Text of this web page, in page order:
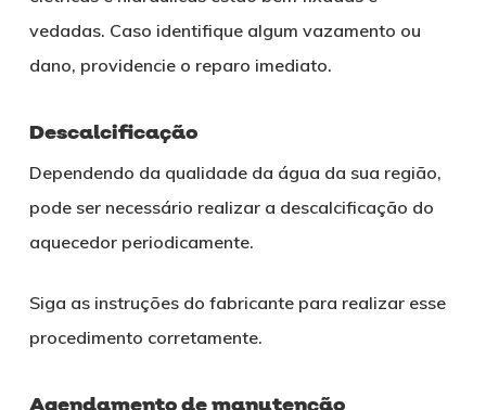
vedadas. Caso identifique algum vazamento ou
dano, providencie o reparo imediato.
Descalcificação
Dependendo da qualidade da água da sua região,
pode ser necessário realizar a descalcificação do
aquecedor periodicamente.
Siga as instruções do fabricante para realizar esse
procedimento corretamente.